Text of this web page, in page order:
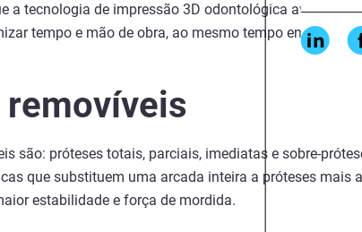
a tecnologia de impressão 3D odontológica avança, a
tempo e mão de obra, ao mesmo tempo em que
são: próteses totais, parciais, imediatas e sobre-
que substituem uma arcada inteira a próteses mais
estabilidade e força de mordida.